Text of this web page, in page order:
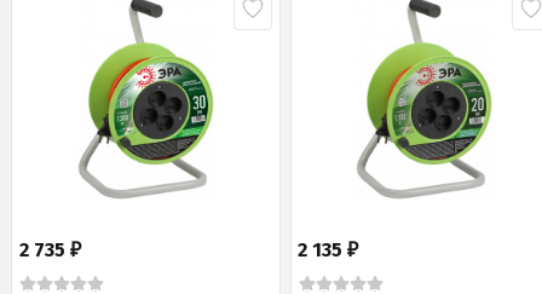
2 735 ₽ 2 135₽